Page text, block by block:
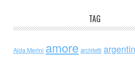
TAG
Alda Merini amore architetti